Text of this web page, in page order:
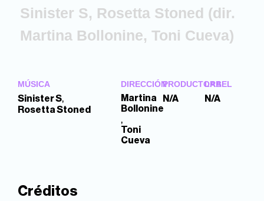
Sinister S, Rosetta Stoned (dir.
Martina Bollonine, Toni Cueva)
MÚSICA
Sinister S,
Rosetta Stoned
DIRECCIÓN
Martina
Bollonine
,
Toni
Cueva
PRODUCTORA
N/A
LABEL
N/A
Créditos